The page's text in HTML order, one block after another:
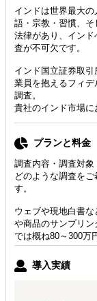
インドは世界最大
語・宗教・習慣、そ
法律があり、イン
査が不可欠です。
インド国立証券取
業員を抱えるフィデ
調査。
貴社のインド市場に
プランと料金
調査内容・調査対象
どのような調査を
す。
ウェブや現地白書
や商品のサンプリ
では概ね80～300万
導入実績